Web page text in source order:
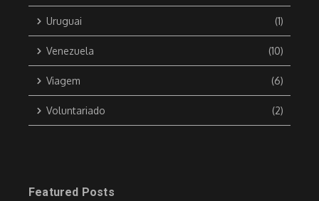
Uruguai (1)
Venezuela (10)
Viagem (6)
Voluntariado (2)
Featured Posts